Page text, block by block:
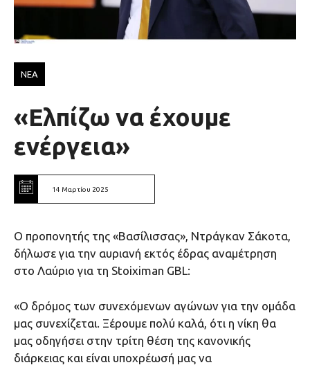
ΝΕΑ
«Ελπίζω να έχουμε
ενέργεια»
14 Μαρτίου 2025
Ο προπονητής της «Βασίλισσας», Ντράγκαν Σάκοτα,
δήλωσε για την αυριανή εκτός έδρας αναμέτρηση
στο Λαύριο για τη Stoiximan GBL:
«Ο δρόμος των συνεχόμενων αγώνων για την ομάδα
μας συνεχίζεται. Ξέρουμε πολύ καλά, ότι η νίκη θα
μας οδηγήσει στην τρίτη θέση της κανονικής
διάρκειας και είναι υποχρέωσή μας να